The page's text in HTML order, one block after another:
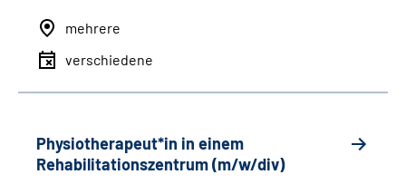
mehrere
verschiedene
Physiotherapeut*in in einem
Rehabilitationszentrum (m/w/div)